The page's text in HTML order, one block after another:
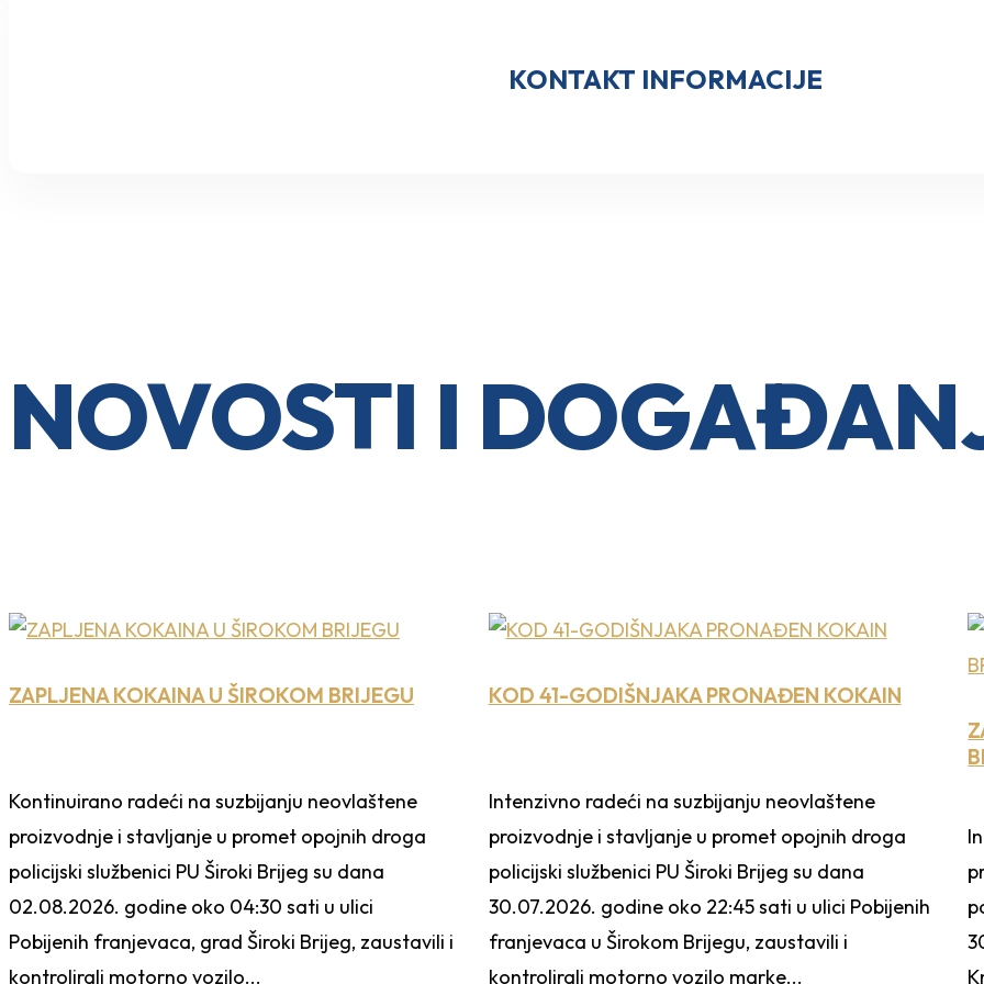
KONTAKT INFORMACIJE
NOVOSTI I
ZAPLJENA KOKAINA U ŠIROKOM BRIJEGU
Kontinuirano radeći na suzbijanju neovlaštene
proizvodnje i stavljanje u promet opojnih droga
policijski službenici PU Široki Brijeg su dana
02.08.2026. godine oko 04:30 sati u ulici
Pobijenih franjevaca, grad Široki Brijeg, zaustavili i
kontrolirali motorno vozilo...
KOD 41-GODIŠNJAKA PRONAĐEN KOKAIN
Intenzivno radeći na suzbijanju neovlaštene
proizvodnje i stavljanje u promet opojnih droga
policijski službenici PU Široki Brijeg su dana
30.07.2026. godine oko 22:45 sati u ulici Pobijenih
franjevaca u Širokom Brijegu, zaustavili i
kontrolirali motorno vozilo marke...